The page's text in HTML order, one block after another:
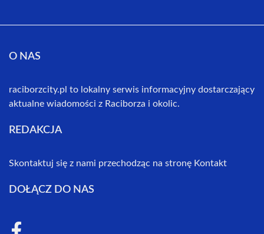
O NAS
raciborzcity.pl to lokalny serwis informacyjny dostarczający
aktualne wiadomości z Raciborza i okolic.
REDAKCJA
Skontaktuj się z nami przechodząc na stronę Kontakt
DOŁĄCZ DO NAS